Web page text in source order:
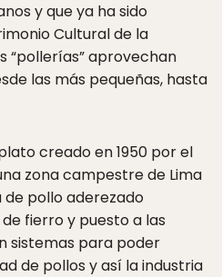
y que ya ha sido
Cultural de la
“pollerías” aprovechan
las más pequeñas, hasta
creado en 1950 por el
zona campestre de Lima
pollo aderezado
fierro y puesto a las
sistemas para poder
de pollos y así la industria